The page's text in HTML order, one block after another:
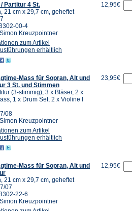
Partitur 4 St.
21 cm x 29,7 cm, geheftet
00-4
Kreuzpointner
zum Artikel
erhältlich
12,95€
Mass für Sopran, Alt und
3 St. und Stimmen
(3-stimmig), 3 x Bläser, 2 x
1 x Drum Set, 2 x Violine I
08
Kreuzpointner
zum Artikel
erhältlich
23,95€
Mass für Sopran, Alt und
21 cm x 29,7 cm, geheftet
07
22-6
Kreuzpointner
12,95€